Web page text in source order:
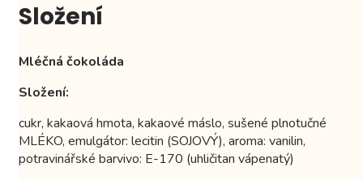
Složení
Mléčná čokoláda
Složení:
cukr, kakaová hmota, kakaové máslo, sušené plnotučné
MLÉKO, emulgátor: lecitin (SOJOVÝ), aroma: vanilin,
potravinářské barvivo: E-170 (uhličitan vápenatý)